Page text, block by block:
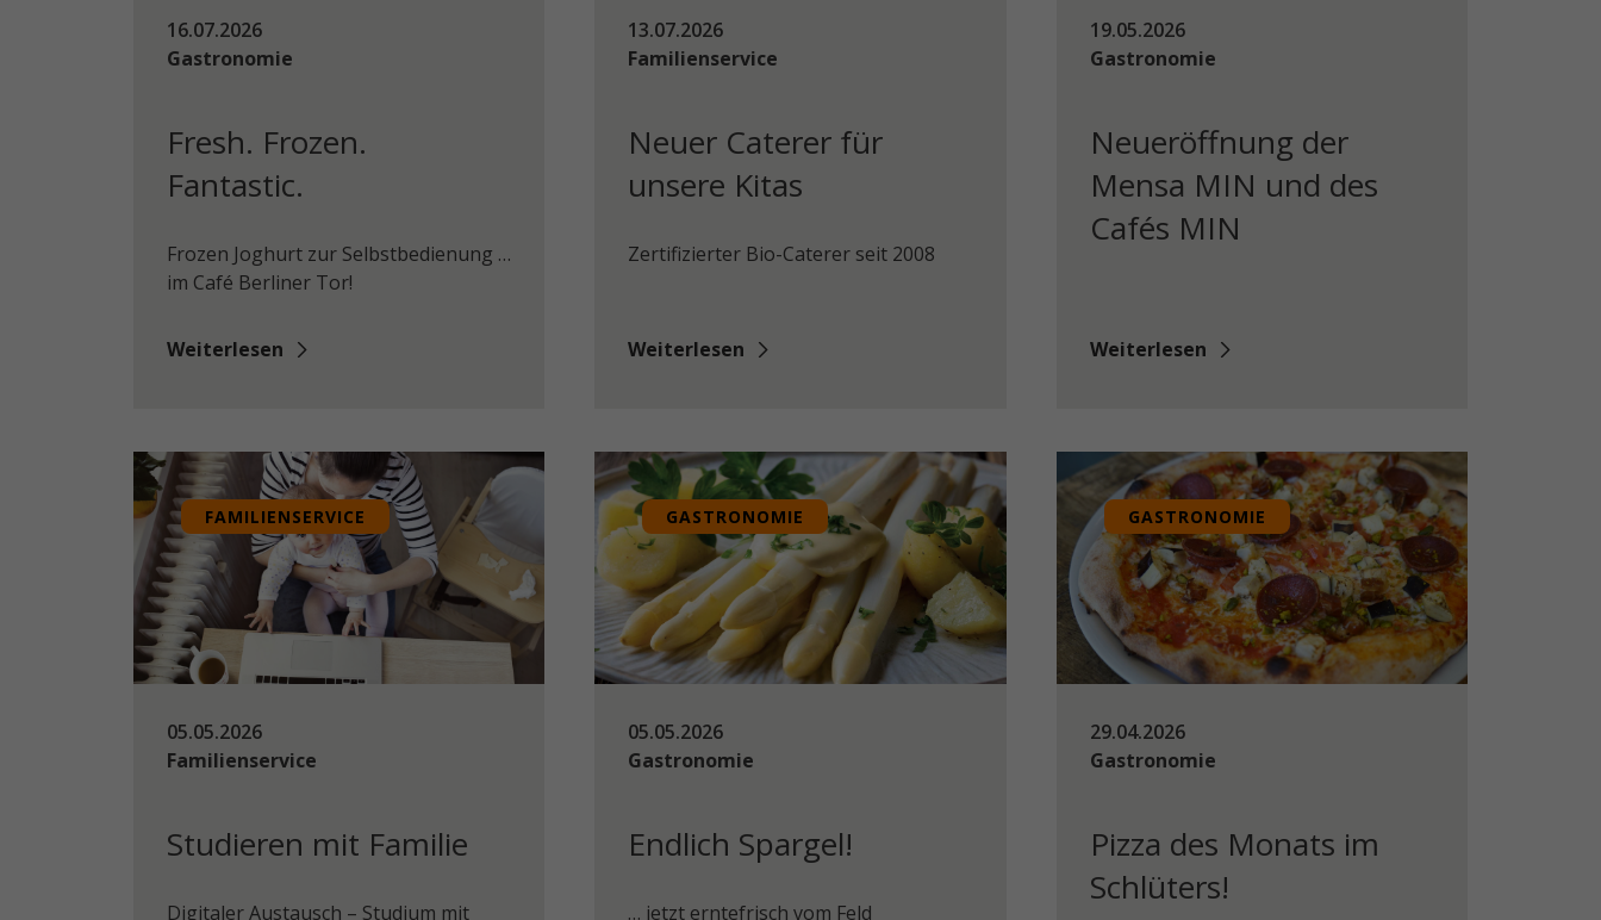
16.07.2026
Gastronomie
Fresh. Frozen.
Fantastic.
Frozen Joghurt zur Selbstbedienung …
im Café Berliner Tor!
Weiterlesen
13.07.2026
Familienservice
Neuer Caterer für
unsere Kitas
Zertifizierter Bio-Caterer seit 2008
Weiterlesen
19.05.2026
Gastronomie
Neueröffnung der
Mensa MIN und des
Cafés MIN
Weiterlesen
FAMILIENSERVICE
05.05.2026
Familienservice
Studieren mit Familie
Digitaler Austausch – Studium mit
GASTRONOMIE
05.05.2026
Gastronomie
Endlich Spargel!
… jetzt erntefrisch vom Feld
GASTRONOMIE
29.04.2026
Gastronomie
Pizza des Monats im
Schlüters!